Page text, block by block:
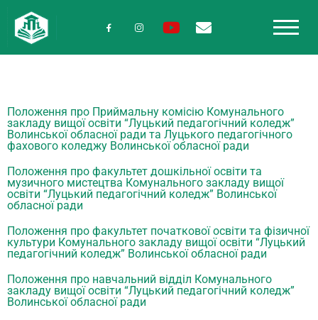
Положення про Приймальну комісію Комунального
закладу вищої освіти “Луцький педагогічний коледж”
Волинської обласної ради та Луцького педагогічного
фахового коледжу Волинської обласної ради
Положення про факультет дошкільної освіти та
музичного мистецтва Комунального закладу вищої
освіти “Луцький педагогічний коледж” Волинської
обласної ради
Положення про факультет початкової освіти та фізичної
культури Комунального закладу вищої освіти “Луцький
педагогічний коледж” Волинської обласної ради
Положення про навчальний відділ Комунального
закладу вищої освіти “Луцький педагогічний коледж”
Волинської обласної ради